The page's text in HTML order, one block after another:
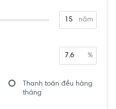
năm
%
Thanh toán đều hàng
tháng